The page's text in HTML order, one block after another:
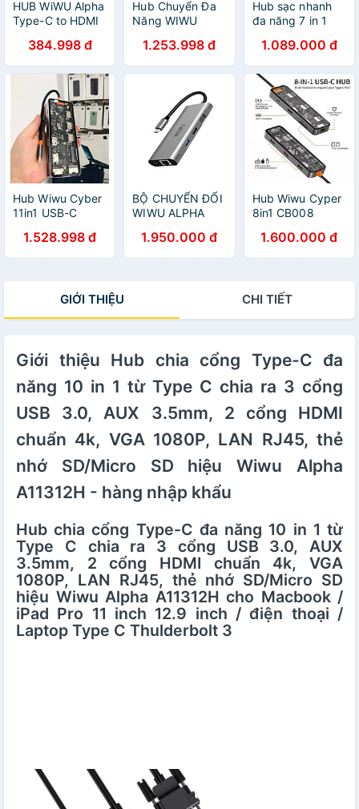
HUB WiWU Alpha
Type-C to HDMI
hãng384.998 đ
Hub Chuyển Đa
Năng WIWU
USB-C A11 Đầu
Ra HDMI 4K, Hỗ
Trợ Sạc PD -
Hàng Chính Hãng
1.253.998 đ
Hub sạc nhanh
đa năng 7 in 1
C hiệu WIWU
ALPHA A731HP
thành cổng
Type-C PD 3.0, 3
cổng USB 3.0,
SD & Micro SD,
cổng HDMI
chuẩn 4k cho
Macbook Pro /
Smartphone đạt
chứng nhận MFI
- Hàng nhập
khẩu
1.089.000 đ
Hub Wiwu Cyber
11in1 USB-C
nhiều thiết bị hơn
với nhiều cổng,
chi tiết bên trong
1.528.998 đ
BỘ CHUYỂN ĐỔI
WIWU ALPHA
USB TYPE C HUB
Chất Liệu Hợp
1.950.000 đ
Hub Wiwu Cyper
8in1 CB008
Truyền dữ liệu
cực nhanh, hỗ trợ
chính hãng
1.600.000 đ
GIỚI THIỆU CHI TIẾT
Giới thiệu Hub chia cổng Type-C đa
năng 10 in 1 từ Type C chia ra 3 cổng
USB 3.0, AUX 3.5mm, 2 cổng HDMI
chuẩn 4k, VGA 1080P, LAN RJ45, thẻ
nhớ SD/Micro SD hiệu Wiwu Alpha
A11312H - hàng nhập khẩu
Hub chia cổng Type-C đa năng 10 in 1 từ
Type C chia ra 3 cổng USB 3.0, AUX
3.5mm, 2 cổng HDMI chuẩn 4k, VGA
1080P, LAN RJ45, thẻ nhớ SD/Micro SD
hiệu Wiwu Alpha A11312H cho Macbook /
iPad Pro 11 inch 12.9 inch / điện thoại /
Laptop Type C Thulderbolt 3